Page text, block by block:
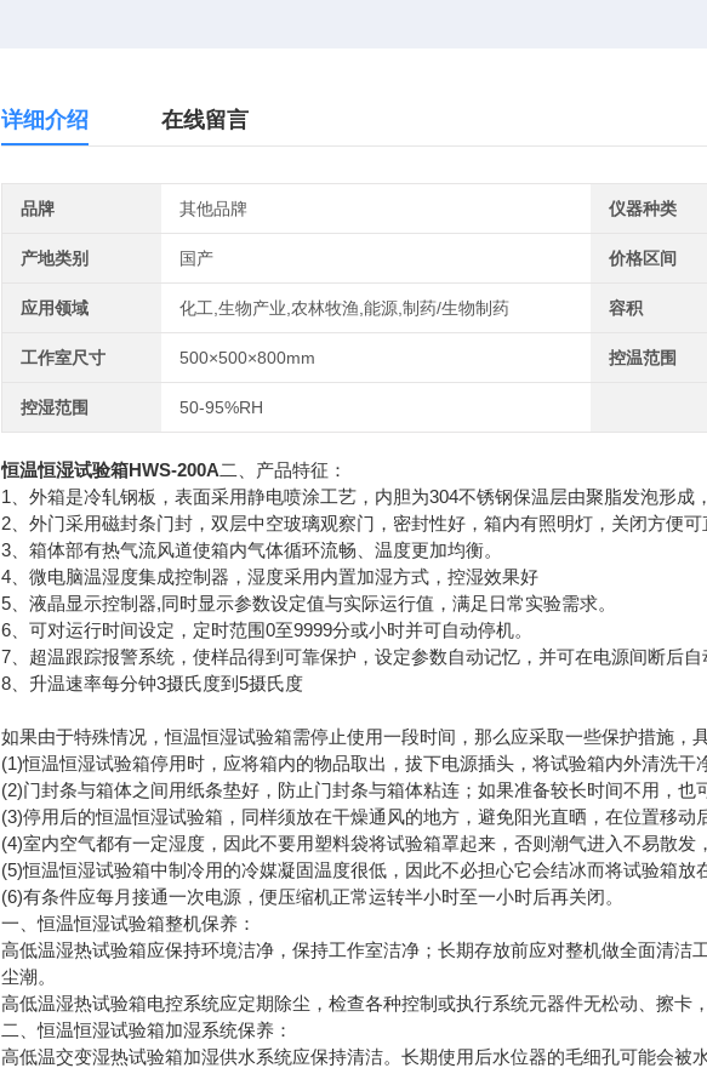
详细介绍 在线留言
品牌 其他品牌 仪器种类
产地类别 国产 价格区间
应用领域 化工,生物产业,农林牧渔,能源,制药/生物制药 容积
工作室尺寸 500×500×800mm 控温范围
控湿范围 50-95%RH
恒温恒湿试验箱HWS-200A二、产品特征：
1、外箱是冷轧钢板，表面采用静电喷涂工艺，内胆为304不锈钢保温层由聚脂发泡形成
2、外门采用磁封条门封，双层中空玻璃观察门，密封性好，箱内有照明灯，关闭方便
3、箱体部有热气流风道使箱内气体循环流畅、温度更加均衡。
4、微电脑温湿度集成控制器，湿度采用内置加湿方式，控湿效果好
5、液晶显示控制器,同时显示参数设定值与实际运行值，满足日常实验需求。
6、可对运行时间设定，定时范围0至9999分或小时并可自动停机。
7、超温跟踪报警系统，使样品得到可靠保护，设定参数自动记忆，并可在电源间断后自
8、升温速率每分钟3摄氏度到5摄氏度
如果由于特殊情况，恒温恒湿试验箱需停止使用一段时间，那么应采取一些保护措施，
(1)恒温恒湿试验箱停用时，应将箱内的物品取出，拔下电源插头，将试验箱内外清洗干
(2)门封条与箱体之间用纸条垫好，防止门封条与箱体粘连；如果准备较长时间不用，也
(3)停用后的恒温恒湿试验箱，同样须放在干燥通风的地方，避免阳光直晒，在位置移动
(4)室内空气都有一定湿度，因此不要用塑料袋将试验箱罩起来，否则潮气进入不易散发
(5)恒温恒湿试验箱中制冷用的冷媒凝固温度很低，因此不必担心它会结冰而将试验箱放
(6)有条件应每月接通一次电源，便压缩机正常运转半小时至一小时后再关闭。
一、恒温恒湿试验箱整机保养：
高低温湿热试验箱应保持环境洁净，保持工作室洁净；长期存放前应对整机做全面清
尘潮。
高低温湿热试验箱电控系统应定期除尘，检查各种控制或执行系统元器件无松动、擦
二、恒温恒湿试验箱加湿系统保养：
高低温交变湿热试验箱加湿供水系统应保持清洁。长期使用后水位器的毛细孔可能会被